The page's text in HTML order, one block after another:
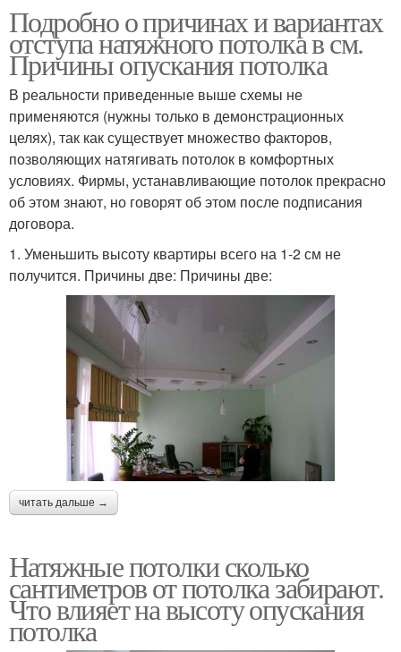
Подробно о причинах и вариантах
отступа натяжного потолка в см.
Причины опускания потолка
В реальности приведенные выше схемы не
применяются (нужны только в демонстрационных
целях), так как существует множество факторов,
позволяющих натягивать потолок в комфортных
условиях. Фирмы, устанавливающие потолок прекрасно
об этом знают, но говорят об этом после подписания
договора.
1. Уменьшить высоту квартиры всего на 1-2 см не
получится. Причины две: Причины две:
читать дальше →
Натяжные потолки сколько
сантиметров от потолка забирают.
Что влияет на высоту опускания
потолка